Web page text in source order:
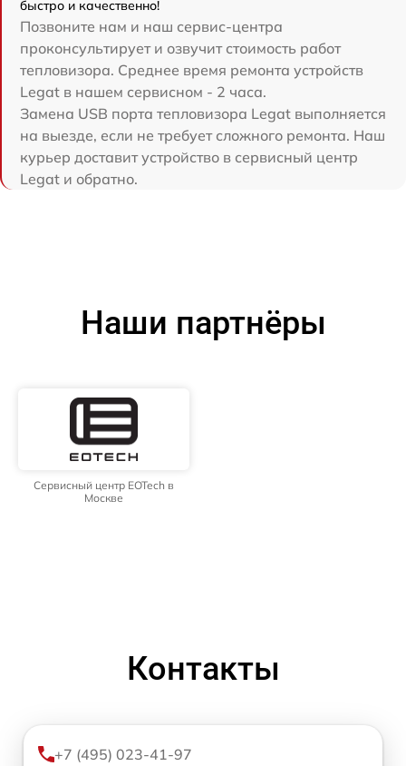
быстро и качественно!
Позвоните нам и наш сервис-центра
проконсультирует и озвучит стоимость работ
тепловизора. Среднее время ремонта устройств
Legat в нашем сервисном - 2 часа.
Замена USB порта тепловизора Legat выполняется
на выезде, если не требует сложного ремонта. Наш
курьер доставит устройство в сервисный центр
Legat и обратно.
Наши партнёры
Сервисный центр EOTech в
Москве
Контакты
+7 (495) 023-41-97